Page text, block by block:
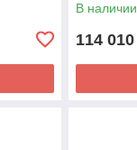
В наличии
114 010